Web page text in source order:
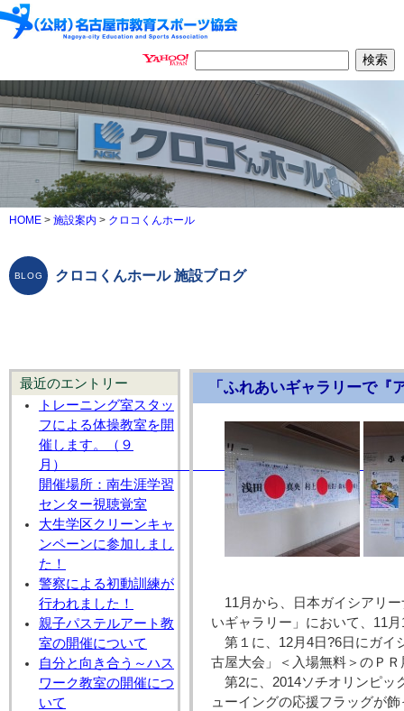
HOME > 施設案内 > クロコくんホール
クロコくんホール 施設ブログ
最近のエントリー
トレーニング室スタッ
フによる体操教室を開
催します。（９
月
開催場所：南生涯学習
センター視聴覚室
大生学区クリーンキャ
ンペーンに参加しまし
た！
警察による初動訓練が
行われました！
親子パステルアート教
室の開催について
自分と向き合う～ハス
ワーク教室の開催につ
いて
「ふれあいギャラリーで『
11月から、日本ガイシアリ
いギャラリー」において、11
第１に、12月4日?6日にガイ
古屋大会」＜入場無料＞のＰ
第2に、2014ソチオリンピッ
ューイングの応援フラッグが